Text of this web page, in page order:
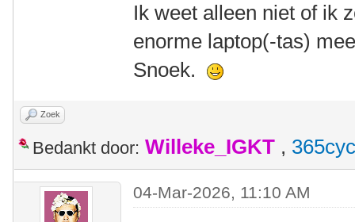
Ik weet alleen niet of ik
enorme laptop(-tas)
Snoek.
Zoek
Bedankt door: Willeke_IGKT ,
04-Mar-2026, 11:10 AM